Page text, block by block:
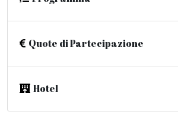
Quote di Partecipazione
Hotel